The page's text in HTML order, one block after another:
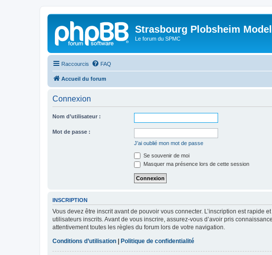
Strasbourg Plobsheim
Le forum du SPMC
Raccourcis FAQ
Accueil du forum
Connexion
Nom d’utilisateur :
Mot de passe :
J’ai oublié mon mot de passe
Se souvenir de moi
Masquer ma présence lors de cette session
INSCRIPTION
Vous devez être inscrit avant de pouvoir vous connecter. L’inscription est
utilisateurs inscrits. Avant de vous inscrire, assurez-vous d’avoir pris
attentivement toutes les règles du forum lors de votre navigation.
Conditions d’utilisation
Politique de confidentialité